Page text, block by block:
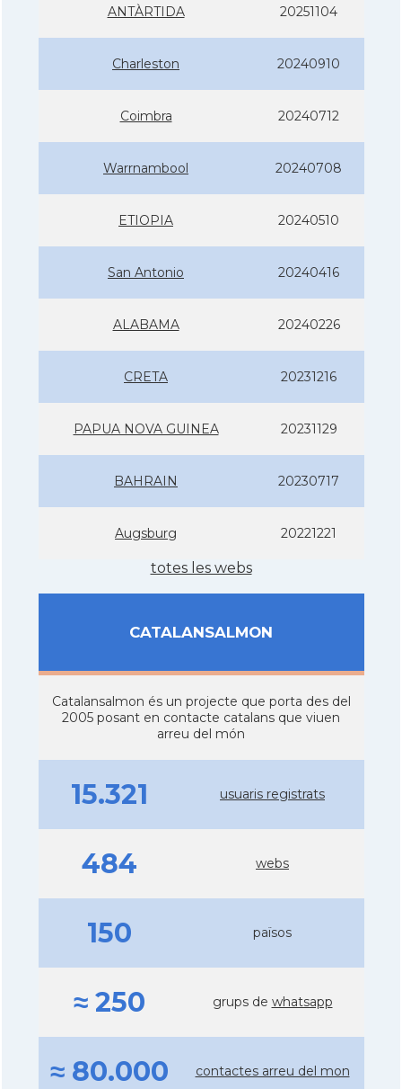
ANTÀRTIDA 20251104
Charleston 20240910
Coimbra 20240712
Warrnambool 20240708
ETIOPIA 20240510
San Antonio 20240416
ALABAMA 20240226
CRETA 20231216
PAPUA NOVA GUINEA 20231129
BAHRAIN 20230717
Augsburg 20221221
totes les webs
CATALANSALMON
Catalansalmon és un projecte que porta des del
2005 posant en contacte catalans que viuen
arreu del món
15.321 usuaris registrats
484 webs
150 països
≈ 250 grups de whatsapp
≈ 80.000 contactes arreu del mon